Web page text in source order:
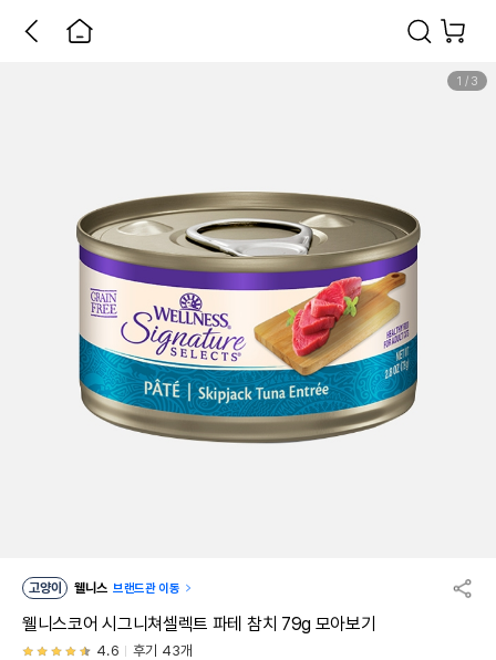
1 / 3
고양이 웰니스 브랜드관 이동
웰니스코어 시그니쳐셀렉트 파테 참치 79g 모아보기
4.6 후기 43개